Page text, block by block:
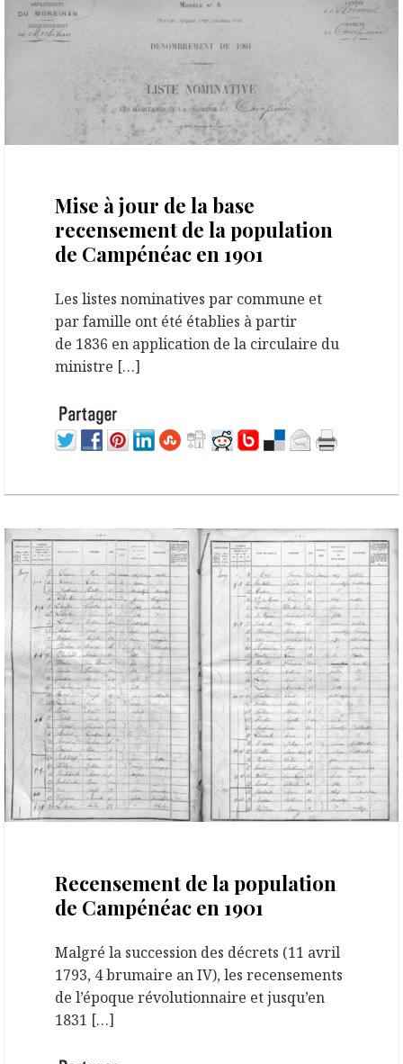
Mise à jour de la base
recensement de la population
de Campénéac en 1901
Les listes nominatives par commune et
par famille ont été établies à partir
de 1836 en application de la circulaire du
ministre […]
Recensement de la population
de Campénéac en 1901
Malgré la succession des décrets (11 avril
1793, 4 brumaire an IV), les recensements
de l’époque révolutionnaire et jusqu’en
1831 […]